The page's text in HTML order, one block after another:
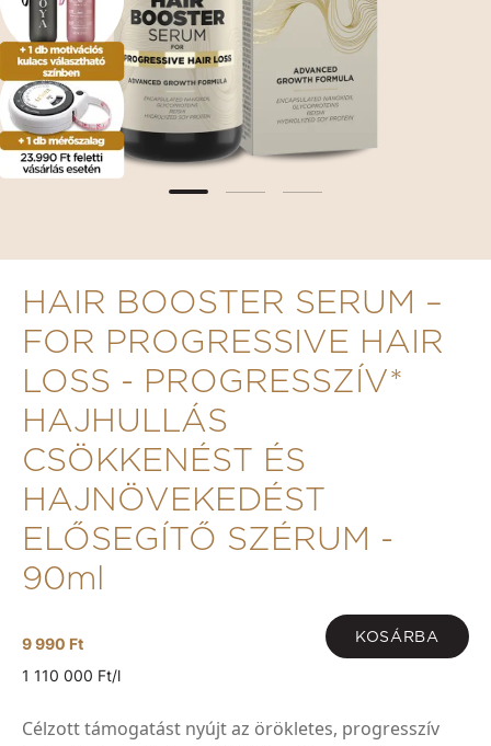
HAIR BOOSTER SERUM –
FOR PROGRESSIVE HAIR
LOSS - PROGRESSZÍV*
HAJHULLÁS
CSÖKKENÉST ÉS
HAJNÖVEKEDÉST
ELŐSEGÍTŐ SZÉRUM -
90ml
9 990 Ft KOSÁRBA
1 110 000 Ft/l
Célzott támogatást nyújt az örökletes, progresszív